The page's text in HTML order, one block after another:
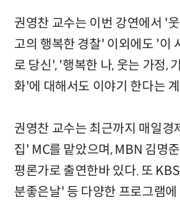
권영찬 교수는 이번 강연에서 '
고의 행복한 경찰' 이외에도 '이
로 당신', '행복한 나, 웃는 가정,
화'에 대해서도 이야기 한다는
권영찬 교수는 최근까지 매일
집' MC를 맡았으며, MBN 김명
평론가로 출연한바 있다. 또
분좋은날' 등 다양한 프로그램에